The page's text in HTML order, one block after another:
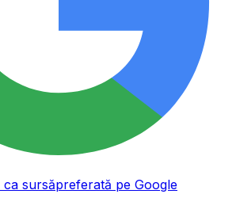
ca sursăpreferată pe Google